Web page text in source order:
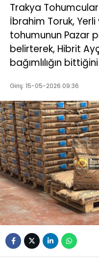
Trakya
İbrahim Toruk,
tohumunun Pazar
belirterek, Hibrit
bağımlılığın
Giriş: 15-05-2026 09:36